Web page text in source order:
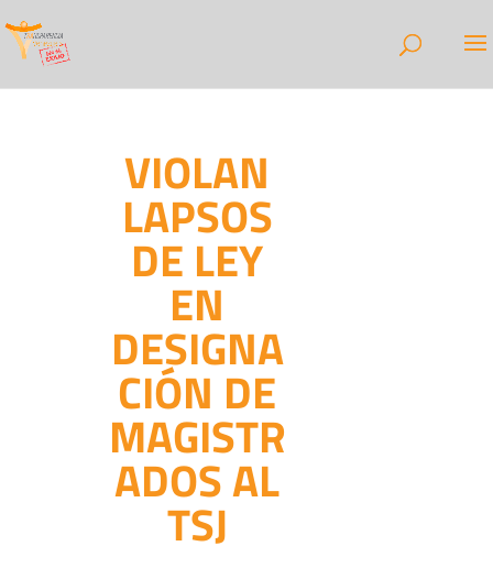
VIOLAN
LAPSOS
DE LEY
EN
DESIGNA
CIÓN DE
MAGISTR
ADOS AL
TSJ